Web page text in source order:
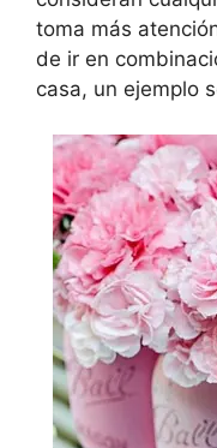
toma más
de ir en
casa, un ejemplo